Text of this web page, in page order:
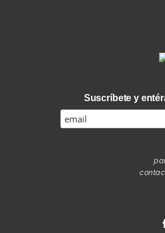
Suscríbete y